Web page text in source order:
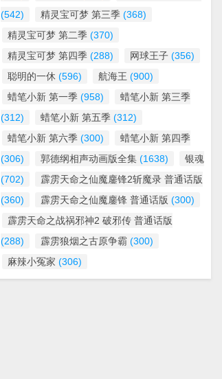
(542)
精灵宝可梦 第三季 (368)
精灵宝可梦 第二季 (370)
精灵宝可梦 第四季 (288) 网球王子 (356)
聪明的一休 (596) 航海王 (900)
蜡笔小新 第一季 (958)
蜡笔小新 第三季
(312)
蜡笔小新 第五季 (312)
蜡笔小新 第六季 (300)
蜡笔小新 第四季
(306)
郭德纲相声动画版全集 (1638)
银魂
(702)
霹雳天命之仙魔鏖锋2斩魔录 普通话版
(360)
霹雳天命之仙魔鏖锋 普通话版 (300)
霹雳天命之战祸邪神2 破邪传 普通话版
(288)
霹雳狼烟之古原争霸 (300)
麻辣小冤家 (306)